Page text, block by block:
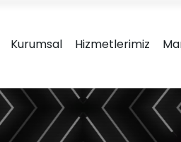
Granova
Tasarımları
Kurumsal Hizmetlerimiz
Marka